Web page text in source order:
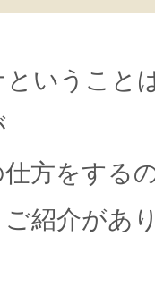
いうこと
方をする
紹介があ